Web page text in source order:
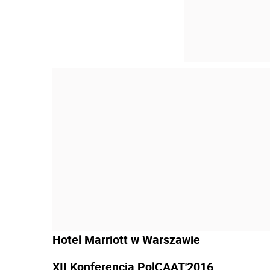
Hotel Marriott w Warszawie